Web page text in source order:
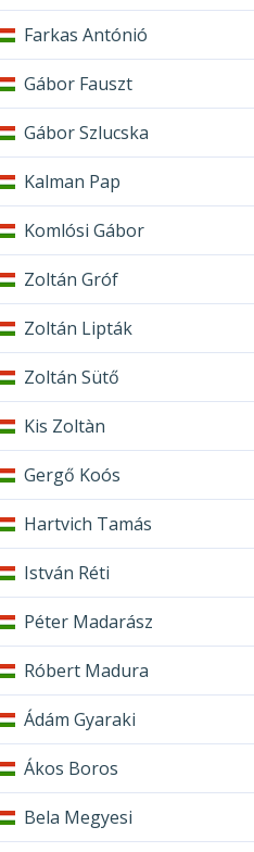
Farkas Antónió
Gábor Fauszt
Gábor Szlucska
Kalman Pap
Komlósi Gábor
Zoltán Gróf
Zoltán Lipták
Zoltán Sütő
Kis Zoltàn
Gergő Koós
Hartvich Tamás
István Réti
Péter Madarász
Róbert Madura
Ádám Gyaraki
Ákos Boros
Bela Megyesi